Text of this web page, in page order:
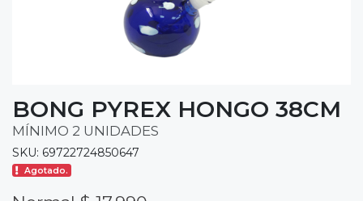
BONG PYREX HONGO 38CM
MÍNIMO 2 UNIDADES
SKU: 69722724850647
Agotado.